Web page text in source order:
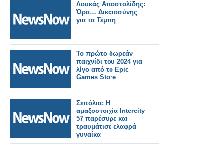
Λουκάς Αποστολίδης:
Ώρα… Δικαιοσύνης
για τα Τέμπη
Το πρώτο δωρεάν
παιχνίδι του 2024 για
λίγο από το Epic
Games Store
Σεπόλια: Η
αμαξοστοιχία Intercity
57 παρέσυρε και
τραυμάτισε ελαφρά
γυναίκα